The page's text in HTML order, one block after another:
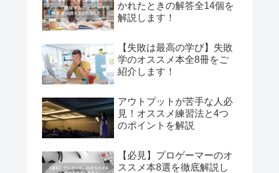
かれたときの解答全14個を
解説します！
【失敗は最高の学び】失敗
学のオススメ本全8冊をご
紹介します！
アウトプットが苦手な人必
見！オススメ練習法と4つ
のポイントを解説
【必見】プロゲーマーのオ
ススメ本8選を徹底解説し